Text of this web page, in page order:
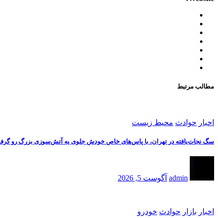
مطالب مرتبط
اخبار حوادث محیط زیست
سگ نجات‌یافته در تهران، با پاس‌های خاص خودش جلوی یه آتش‌سوزی بزرگ رو
admin آگوست 5, 2026
اخبار بازار حوادث خودرو